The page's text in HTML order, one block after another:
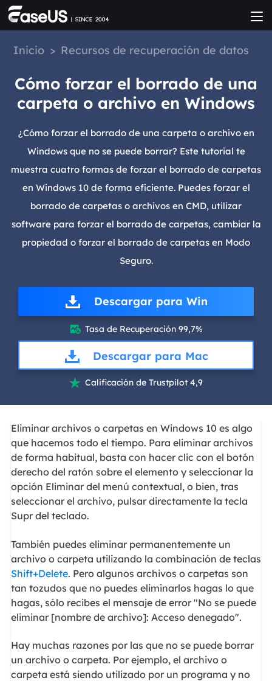
Inicio > Recursos de recuperación de datos
Cómo forzar el borrado de una
carpeta o archivo en Windows
¿Cómo forzar el borrado de una carpeta o archivo en
Windows que no se puede borrar? Este tutorial te
muestra cuatro formas de forzar el borrado de carpetas
en Windows 10 de forma eficiente. Puedes forzar el
borrado de carpetas o archivos en CMD, utilizar
software para forzar el borrado de carpetas, cambiar la
propiedad o forzar el borrado de carpetas en Modo
Seguro.
Descargar para Win
 Tasa de Recuperación 99,7%
Descargar para Mac
 Calificación de Trustpilot 4,9
Eliminar archivos o carpetas en Windows 10 es algo
que hacemos todo el tiempo. Para eliminar archivos
de forma habitual, basta con hacer clic con el botón
derecho del ratón sobre el elemento y seleccionar la
opción Eliminar del menú contextual, o bien, tras
seleccionar el archivo, pulsar directamente la tecla
Supr del teclado.
También puedes eliminar permanentemente un
archivo o carpeta utilizando la combinación de teclas
Shift+Delete. Pero algunos archivos o carpetas son
tan tozudos que no puedes eliminarlos hagas lo que
hagas, sólo recibes el mensaje de error "No se puede
eliminar [nombre de archivo]: Acceso denegado".
Hay muchas razones por las que no se puede borrar
un archivo o carpeta. Por ejemplo, el archivo o
carpeta está siendo utilizado por un programa y no